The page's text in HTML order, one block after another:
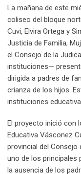
La mañana de este
coliseo del bloque
Cuvi, Elvira Ortega y
Justicia de Familia,
el Consejo de la
instituciones—
dirigida a padres de
crianza de los hijos.
instituciones
El proyecto inició con
Educativa Vásconez
provincial del Consejo
uno de los principales
la ausencia de los